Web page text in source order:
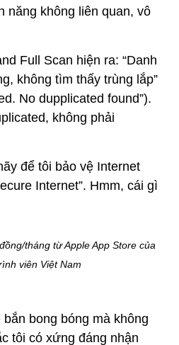
năng không liên quan, vô
Full Scan hiện ra: “Danh
không tìm thấy trùng lắp”
No dupplicated found”).
không phải
để tôi bảo vệ Internet
Internet”. Hmm, cái gì
bong bóng mà không
tôi có xứng đáng nhận